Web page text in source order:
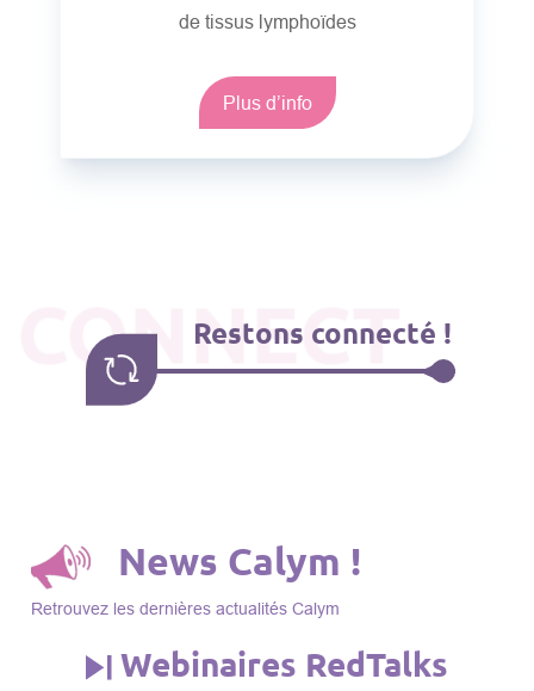
de tissus lymphoïdes
Plus d’info
CONNECT
Restons connecté !
News Calym !
Retrouvez les dernières actualités Calym
Webinaires RedTalks